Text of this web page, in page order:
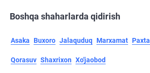
Boshqa shaharlarda qidirish
Asaka Buxoro Jalaquduq Marxamat
Qorasuv Shaxrixon Xo'jaobod